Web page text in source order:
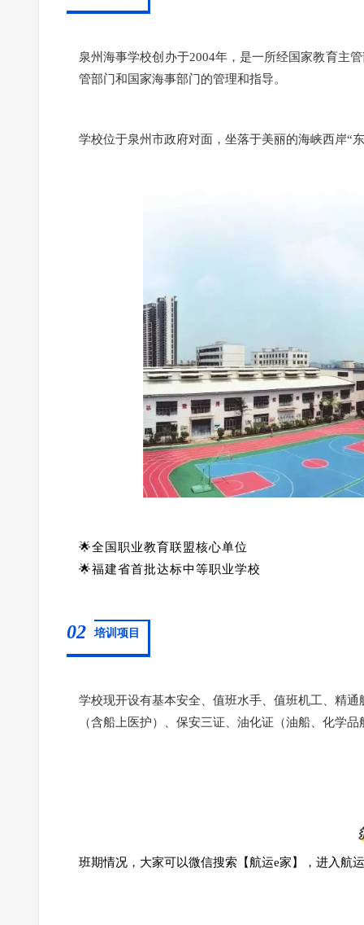
泉州海事学校创办于2004年，是一所经国家教育主
管部门和国家海事部门的管理和指导。
学校位于泉州市政府对面，坐落于美丽的海峡西岸“
🌟全国职业教育联盟核心单位
🌟福建省首批达标中等职业学校
02 培训项目
学校现开设有基本安全、值班水手、值班机工、精
（含船上医护）、保安三证、油化证（油船、化学
班期情况，大家可以微信搜索【航运e家】，进入航